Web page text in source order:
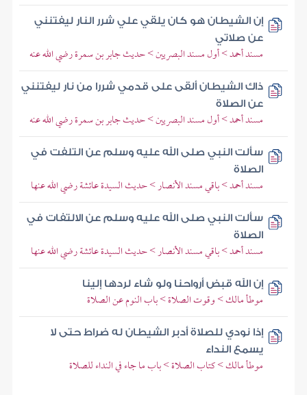
إن الشيطان هو كان يلقي علي شرر النار ليفتنني
عن صلاتي
مسند أحمد > أول مسند البصريين > حديث جابر بن سمرة رضي الله عنه
ذاك الشيطان ألقى على قدمي شررا من نار ليفتنني
عن الصلاة
مسند أحمد > أول مسند البصريين > حديث جابر بن سمرة رضي الله عنه
سألت النبي صلى الله عليه وسلم عن التلفت في
الصلاة
مسند أحمد > باقي مسند الأنصار > حديث السيدة عائشة رضي الله عنها
سألت النبي صلى الله عليه وسلم عن الالتفات في
الصلاة
مسند أحمد > باقي مسند الأنصار > حديث السيدة عائشة رضي الله عنها
إن الله قبض أرواحنا ولو شاء لردها إلينا
موطأ مالك > وقوت الصلاة > باب النوم عن الصلاة
إذا نودي للصلاة أدبر الشيطان له ضراط حتى لا
يسمع النداء
موطأ مالك > كتاب الصلاة > باب ما جاء في النداء للصلاة